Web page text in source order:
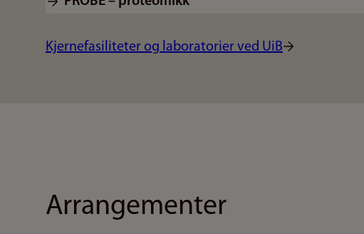
Kjernefasiliteter og laboratorier ved UiB
Arrangementer